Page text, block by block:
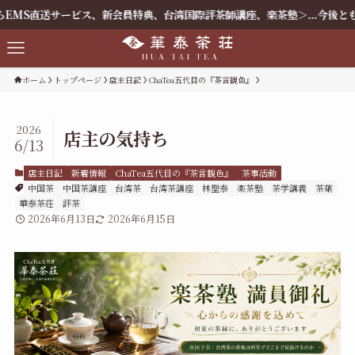
ス、新会員特典、台湾国際評茶師講座、楽茶塾＞...今後とも何卒よろし
ホーム トップページ 店主日記 ChaTea五代目の『茶言観色』
店主の気持ち
2026
6/13
店主日記 新着情報 ChaTea五代目の『茶言観色』
茶事活動
中国茶
中国茶講座 台湾茶 台湾茶講座 林聖泰 楽茶塾 茶学講義
茶葉
華泰茶荘
評茶
2026年6月13日 2026年6月15日